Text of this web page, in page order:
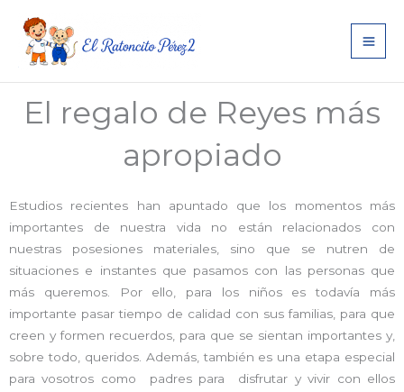
contenido
El regalo de Reyes más
apropiado
Estudios recientes han apuntado que los momentos más
importantes de nuestra vida no están relacionados con
nuestras posesiones materiales, sino que se nutren de
situaciones e instantes que pasamos con las personas que
más queremos. Por ello, para los niños es todavía más
importante pasar tiempo de calidad con sus familias, para que
creen y formen recuerdos, para que se sientan importantes y,
sobre todo, queridos. Además, también es una etapa especial
para vosotros como padres para disfrutar y vivir con ellos